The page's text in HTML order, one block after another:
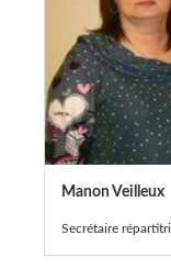
Manon Veilleux
Secrétaire